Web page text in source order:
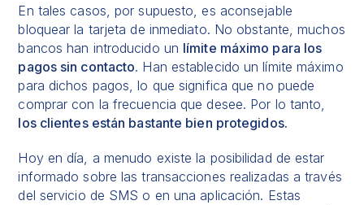
En tales casos, por supuesto, es aconsejable
bloquear la tarjeta de inmediato. No obstante, muchos
bancos han introducido un límite máximo para los
pagos sin contacto. Han establecido un límite máximo
para dichos pagos, lo que significa que no puede
comprar con la frecuencia que desee. Por lo tanto,
los clientes están bastante bien protegidos.
Hoy en día, a menudo existe la posibilidad de estar
informado sobre las transacciones realizadas a través
del servicio de SMS o en una aplicación. Estas